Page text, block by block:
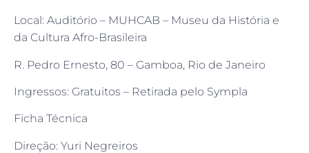
Local: Auditório – MUHCAB – Museu da História e
da Cultura Afro-Brasileira
R. Pedro Ernesto, 80 – Gamboa, Rio de Janeiro
Ingressos: Gratuitos – Retirada pelo Sympla
Ficha Técnica
Direção: Yuri Negreiros